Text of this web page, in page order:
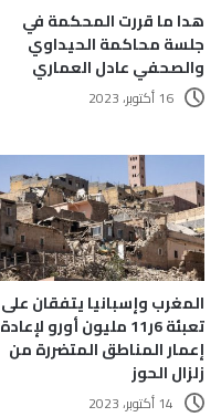
هدا ما قررت المحكمة في
جلسة محاكمة الحيداوي
والصحفي عادل العماري
16 أكتوبر، 2023
المغرب وإسبانيا يتفقان على
تعبئة 6ر11 مليون أورو لإعادة
إعمار المناطق المتضررة من
زلزال الحوز
14 أكتوبر، 2023